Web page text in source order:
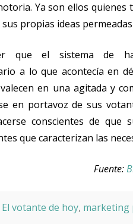
Ya son ellos
propias ideas
que el sistema de
a lo que acontecía en
en una agitada y
en portavoz de sus
conscientes de que
que caracterizan las
Fuente:
El votante de hoy, marketing